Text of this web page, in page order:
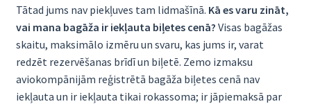
Tātad jums nav piekļuves tam lidmašīnā. Kā es varu zināt,
vai mana bagāža ir iekļauta biļetes cenā? Visas bagāžas
skaitu, maksimālo izmēru un svaru, kas jums ir, varat
redzēt rezervēšanas brīdī un biļetē. Zemo izmaksu
aviokompānijām reģistrētā bagāža biļetes cenā nav
iekļauta un ir iekļauta tikai rokassoma; ir jāpiemaksā par